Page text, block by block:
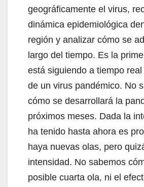
geográficamente el virus,
dinámica epidemiológica
región y analizar cómo se
largo del tiempo. Es la
está siguiendo a tiempo
de un virus pandémico. No
cómo se desarrollará la
próximos meses. Dada la
ha tenido hasta ahora es
haya nuevas olas, pero
intensidad. No sabemos
posible cuarta ola, ni el